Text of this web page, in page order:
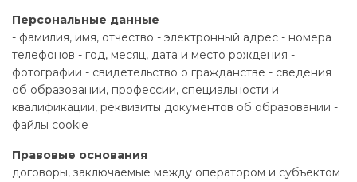
Персональные данные
- фамилия, имя, отчество - электронный адрес - номера
телефонов - год, месяц, дата и место рождения -
фотографии - свидетельство о гражданстве - сведения
об образовании, профессии, специальности и
квалификации, реквизиты документов об образовании -
файлы cookie
Правовые основания
договоры, заключаемые между оператором и субъектом